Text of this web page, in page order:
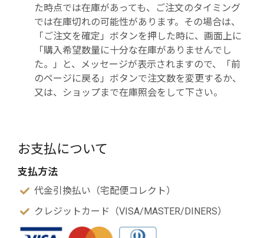
た時点では在庫があっても、ご注文のタイミング
では在庫切れの可能性があります。その場合は、
「ご注文を確定」ボタンを押した時に、画面上に
「購入希望数量に十分な在庫がありませんでし
た。」と、メッセージが表示されますので、「前
のページに戻る」ボタンで注文数を変更するか、
又は、ショップまで在庫照会をして下さい。
お支払について
支払方法
代金引換払い（宅配便コレクト）
クレジットカード（VISA/MASTER/DINERS）